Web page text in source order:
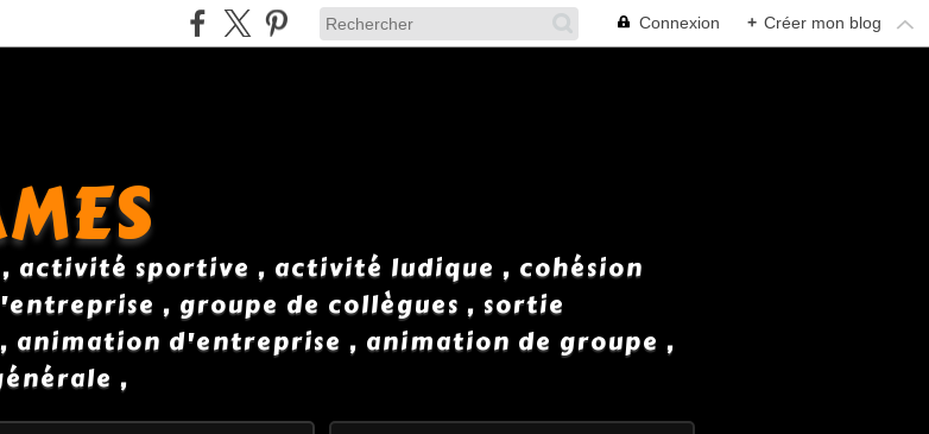
Connexion + Créer mon blog
activité sportive , activité ludique , cohésion
, groupe de collègues , sortie
animation d'entreprise , animation de groupe ,
,